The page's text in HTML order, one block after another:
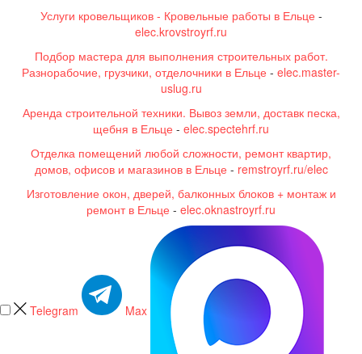
Услуги кровельщиков - Кровельные работы в Ельце -
elec.krovstroyrf.ru
Подбор мастера для выполнения строительных работ.
Разнорабочие, грузчики, отделочники в Ельце - elec.master-
uslug.ru
Аренда строительной техники. Вывоз земли, доставк песка,
щебня в Ельце - elec.spectehrf.ru
Отделка помещений любой сложности, ремонт квартир,
домов, офисов и магазинов в Ельце - remstroyrf.ru/elec
Изготовление окон, дверей, балконных блоков + монтаж и
ремонт в Ельце - elec.oknastroyrf.ru
Telegram Max